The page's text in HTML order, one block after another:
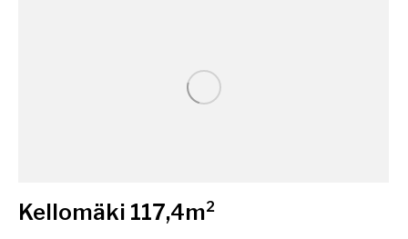
Kellomäki 117,4m²